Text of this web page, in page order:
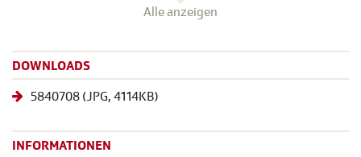
Alle anzeigen
DOWNLOADS
5840708 (JPG, 4114KB)
INFORMATIONEN